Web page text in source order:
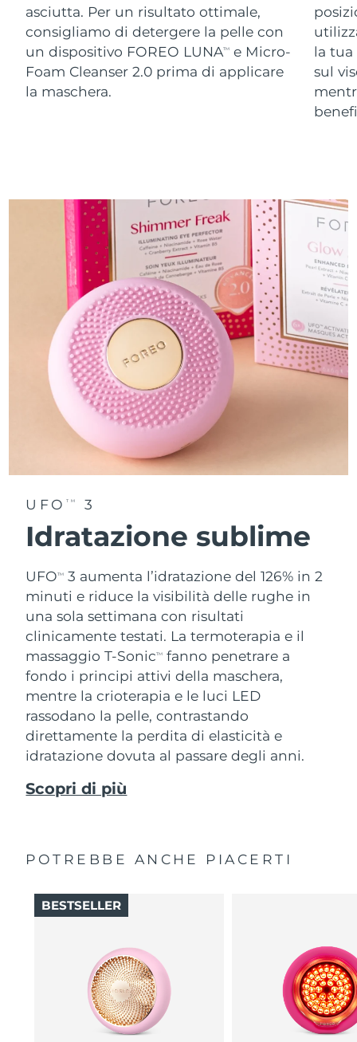
asciutta. Per un risultato ottimale,
consigliamo di detergere la pelle con
un dispositivo FOREO LUNATM
e Micro-
Foam Cleanser 2.0 prima di applicare
la maschera.
la tua
sul
UFO TM 3
Idratazione sublime
UFOTM
3 aumenta l’idratazione del 126% in 2
minuti e riduce la visibilità delle rughe in
una sola settimana con risultati
clinicamente testati. La termoterapia e il
massaggio T-SonicTM
fanno penetrare a
fondo i principi attivi della maschera,
mentre la crioterapia e le luci LED
rassodano la pelle, contrastando
direttamente la perdita di elasticità e
idratazione dovuta al passare degli anni.
Scopri di più
POTREBBE ANCHE PIACERTI
BESTSELLER